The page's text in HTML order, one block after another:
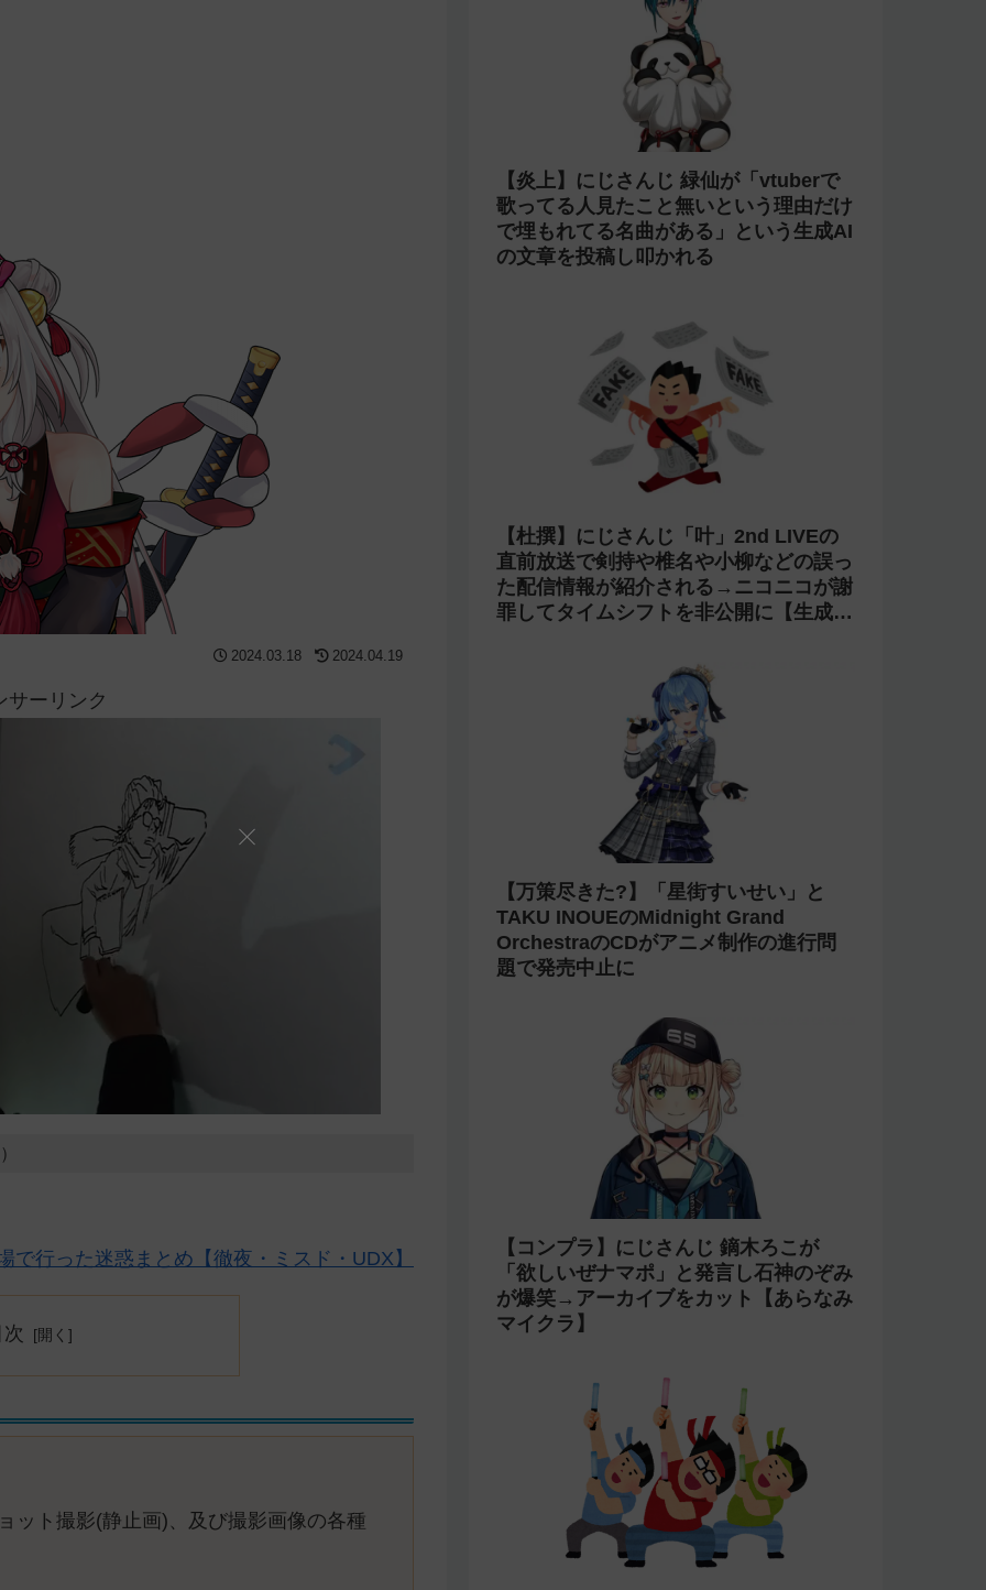
2024.03.18 2024.04.19
サーリンク
行った迷惑まとめ【徹夜・ミスド・UDX】
ット撮影(静止画)、及び撮影画像の各種
【炎上】にじさんじ 緑仙が「vtuberで
歌ってる人見たこと無いという理由だけ
で埋もれてる名曲がある」という生成AI
の文章を投稿し叩かれる
【杜撰】にじさんじ「叶」2nd LIVEの
直前放送で剣持や椎名や小柳などの誤っ
た配信情報が紹介される→ニコニコが謝
罪してタイムシフトを非公開に【生成
【万策尽きた?】「星街すいせい」と
TAKU INOUEのMidnight Grand
OrchestraのCDがアニメ制作の進行問
題で発売中止に
【コンプラ】にじさんじ 鏑木ろこが
「欲しいぜナマポ」と発言し石神のぞみ
が爆笑→アーカイブをカット【あらなみ
マイクラ】